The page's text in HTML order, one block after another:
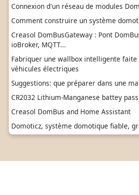
Connexion d'un réseau de modules
Comment construire un système
Creasol DomBusGateway : Pont
ioBroker, MQTT...
Fabriquer une wallbox intelligente
véhicules électriques
Suggestions: que préparer dans une
CR2032 Lithium-Manganese battey
Creasol DomBus and Home Assistant
Domoticz, système domotique fiable,